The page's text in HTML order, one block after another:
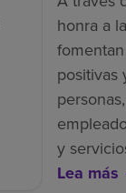
honra a
positivas
y
Lea más